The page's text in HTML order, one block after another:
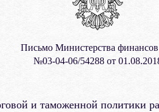
Письмо Министерства
№03-04-06/54288 от
и таможенной политики